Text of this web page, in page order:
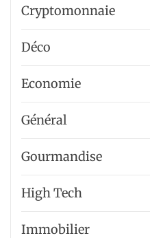
Cryptomonnaie
Déco
Economie
Général
Gourmandise
High Tech
Immobilier